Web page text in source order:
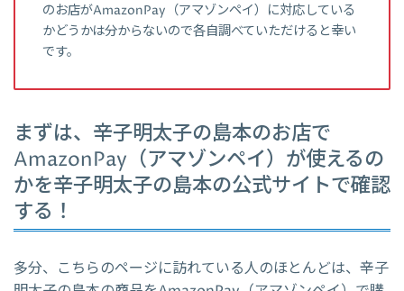
のお店がAmazonPay（アマゾンペイ）に対応している
かどうかは分からないので各自調べていただけると幸い
です。
まずは、辛子明太子の島本のお店で
AmazonPay（アマゾンペイ）が使えるの
かを辛子明太子の島本の公式サイトで確認
する！
多分、こちらのページに訪れている人のほとんどは、辛子